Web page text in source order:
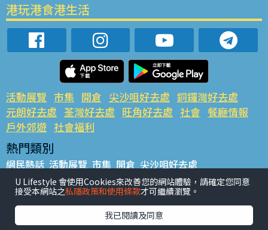
港玩港食港生活
活動展覽 市集 開倉 尖沙咀好去處 銅鑼灣好去處
元朗好去處 荃灣好去處 旺角好去處 社會 餐廳情報
戶外郊遊 社會福利
熱門類別
網民熱話 活動展覽 市集 開倉 尖沙咀好去處
銅鑼灣好去處 元朗好去處 荃灣好去處 旺角好去處 社會
餐廳情報 戶外郊遊
熱門標籤
U Lifestyle 會使用Cookies來改善您的網站體驗，請確定您同意
接受本網站之私隱政策和使用條款才可繼續瀏覽。
我已閱讀及同意